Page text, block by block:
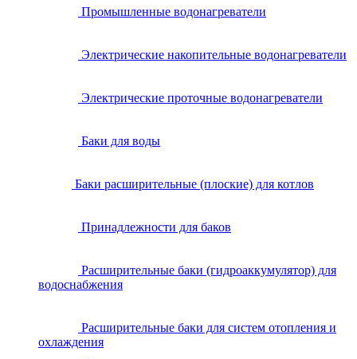
Промышленные водонагреватели
Электрические накопительные водонагреватели
Электрические проточные водонагреватели
Баки для воды
Баки расширительные (плоские) для котлов
Принадлежности для баков
Расширительные баки (гидроаккумулятор) для
водоснабжения
Расширительные баки для систем отопления и
охлаждения